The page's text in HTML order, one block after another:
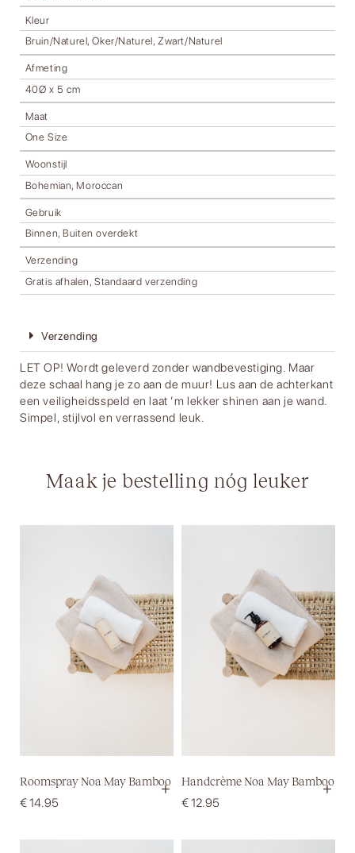
Kleur
Bruin/Naturel, Oker/Naturel, Zwart/Naturel
Afmeting
40Ø x 5 cm
Maat
One Size
Woonstijl
Bohemian, Moroccan
Gebruik
Binnen, Buiten overdekt
Verzending
Gratis afhalen, Standaard verzending
Verzending
LET OP! Wordt geleverd zonder wandbevestiging. Maar
deze schaal hang je zo aan de muur! Lus aan de achterkant
een veiligheidsspeld en laat ’m lekker shinen aan je wand.
Simpel, stijlvol en verrassend leuk.
Maak je bestelling nóg leuker
Roomspray Noa May Bamboo
€14.95
+ Handcrème Noa May Bamboo
€12.95
+